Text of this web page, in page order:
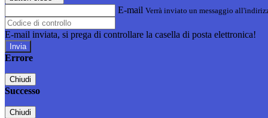
E-mail Verrà inviato un messaggio
E-mail inviata, si prega di controllare la casella di posta elettronica!
Errore
Chiudi
Successo
Chiudi